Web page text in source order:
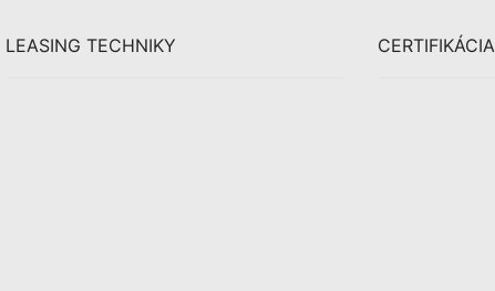
LEASING TECHNIKY CERTIFIKÁCIA